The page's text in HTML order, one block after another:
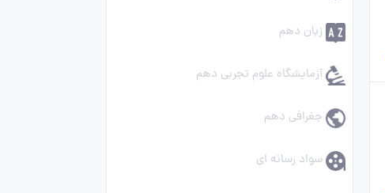
زبان دهم
آزمایشگاه علوم تجربی دهم
جغرافی دهم
سواد رسانه ای